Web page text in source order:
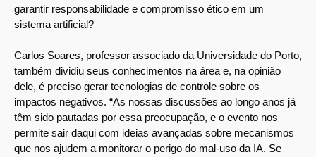
garantir responsabilidade e compromisso ético em um
sistema artificial?
Carlos Soares, professor associado da Universidade do Porto,
também dividiu seus conhecimentos na área e, na opinião
dele, é preciso gerar tecnologias de controle sobre os
impactos negativos. “As nossas discussões ao longo anos já
têm sido pautadas por essa preocupação, e o evento nos
permite sair daqui com ideias avançadas sobre mecanismos
que nos ajudem a monitorar o perigo do mal-uso da IA. Se